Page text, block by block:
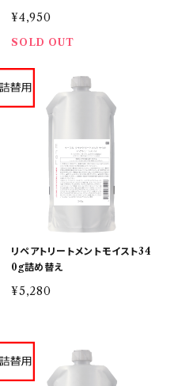
¥4,950
SOLD OUT
リペアトリートメントモイスト34
0g詰め替え
¥5,280